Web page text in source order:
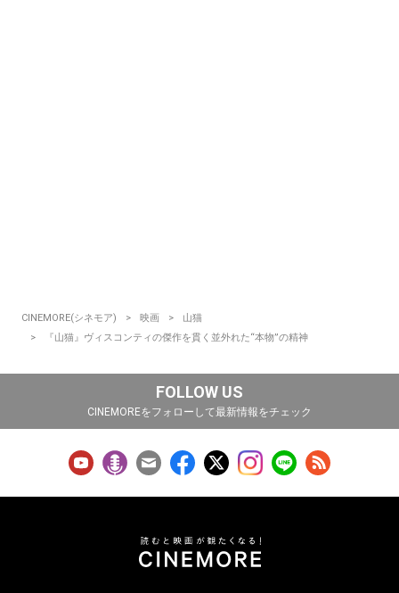
CINEMORE(シネモア) 映画
山猫
『山猫』ヴィスコンティの傑作を貫く並外れた“本物”の精神
FOLLOW US
CINEMOREをフォローして最新情報をチェック